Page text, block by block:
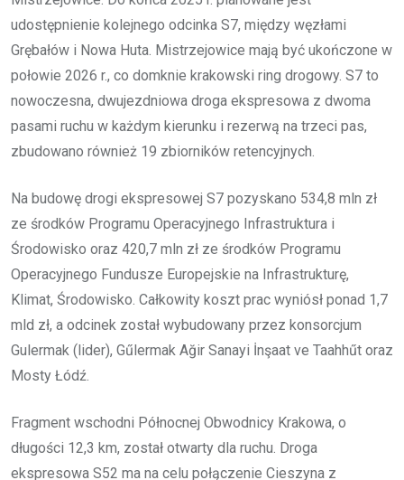
udostępnienie kolejnego odcinka S7, między węzłami
Grębałów i Nowa Huta. Mistrzejowice mają być ukończone w
połowie 2026 r., co domknie krakowski ring drogowy. S7 to
nowoczesna, dwujezdniowa droga ekspresowa z dwoma
pasami ruchu w każdym kierunku i rezerwą na trzeci pas,
zbudowano również 19 zbiorników retencyjnych.
Na budowę drogi ekspresowej S7 pozyskano 534,8 mln zł
ze środków Programu Operacyjnego Infrastruktura i
Środowisko oraz 420,7 mln zł ze środków Programu
Operacyjnego Fundusze Europejskie na Infrastrukturę,
Klimat, Środowisko. Całkowity koszt prac wyniósł ponad 1,7
mld zł, a odcinek został wybudowany przez konsorcjum
Gulermak (lider), Gűlermak Ağir Sanayi İnşaat ve Taahhűt oraz
Mosty Łódź.
Fragment wschodni Północnej Obwodnicy Krakowa, o
długości 12,3 km, został otwarty dla ruchu. Droga
ekspresowa S52 ma na celu połączenie Cieszyna z